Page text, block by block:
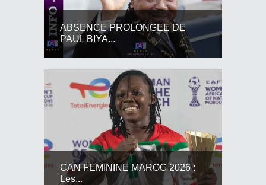
ABSENCE PROLONGEE DE
PAUL BIYA...
CAN FEMININE MAROC 2026 :
Les...